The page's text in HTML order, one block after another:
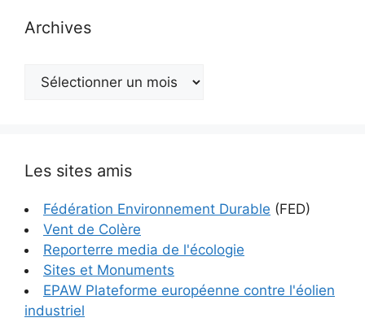
Archives
Archives
Les sites amis
Fédération Environnement Durable (FED)
Vent de Colère
Reporterre media de l'écologie
Sites et Monuments
EPAW Plateforme européenne contre l'éolien
industriel